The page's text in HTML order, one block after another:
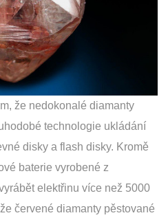
že nedokonalé diamanty
technologie ukládání
disky a flash disky. Kromě
baterie vyrobené z
elektřinu více než 5000
červené diamanty pěstované